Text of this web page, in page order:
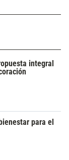
integral
para el